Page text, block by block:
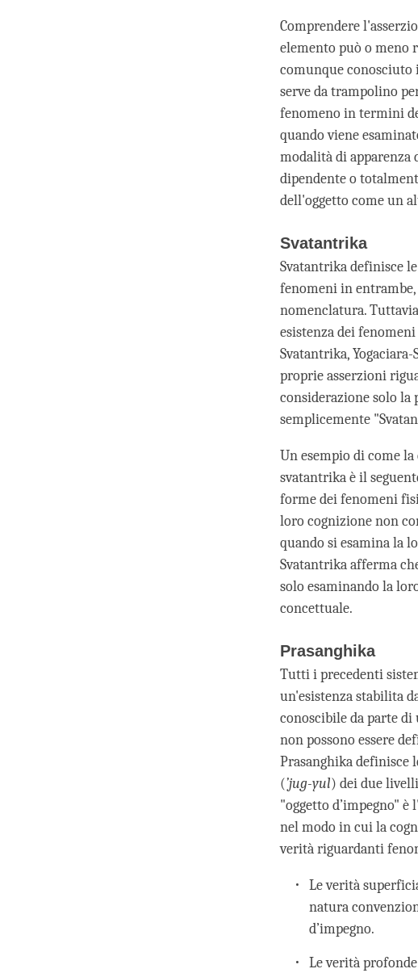
Comprendere
elemento può o meno
comunque conosciuto
serve da trampolino
fenomeno in termini
quando viene
modalità di
dipendente o
dell'oggetto come un
Svatantrika
Svatantrika definisce
fenomeni in entrambe,
nomenclatura.
esistenza dei
Svatantrika,
proprie asserzioni
considerazione solo la
semplicemente
Un esempio di come
svatantrika è il
forme dei fenomeni
loro cognizione non
quando si esamina la
Svatantrika afferma
solo esaminando la
concettuale.
Prasanghika
Tutti i precedenti
un'esistenza stabilita
conoscibile da parte di
non possono essere
Prasanghika definisce
(’jug-yul) dei due
"oggetto d’impegno"
nel modo in cui la
verità riguardanti
Le verità
natura
d’impegno.
Le verità